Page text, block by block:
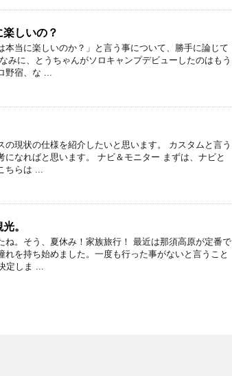
しいの？
本当に楽しいのか？」と言う事について、勝手に論じて
みに、とうちゃんがソロキャンプデビューしたのはもう
野宿、な ...
の現状の仕様を紹介したいと思います。 カスタムと言う
になればと思います。 ナビ＆モニター まずは、ナビと
ちらは ...
。
ね。そう、夏休み！家族旅行！ 最近は那須高原が定番で
れを持ち始めました。一度も行った事がないと言うこと
定しま ...